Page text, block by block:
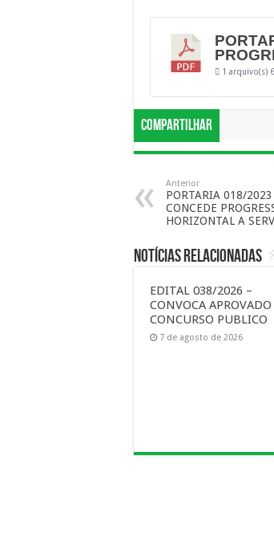
1 arquivo(s)
Compartilhar
Anterior
PORTARIA 018/
CONCEDE
HORIZONTAL A
Notícias Relacionadas
EDITAL 038/2026 –
CONVOCA APROVADO
CONCURSO PUBLICO
7 de agosto de 2026